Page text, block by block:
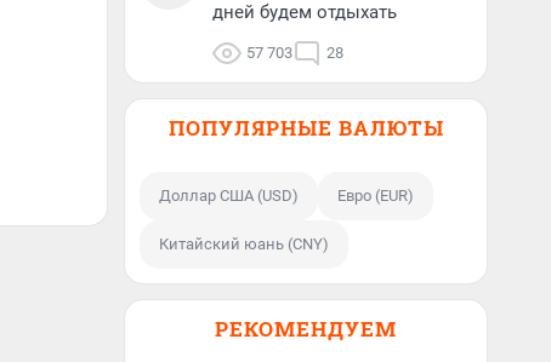
дней будем отдыхать
57 703 28
ПОПУЛЯРНЫЕ ВАЛЮТЫ
Доллар США (USD) Евро (EUR)
Китайский юань (CNY)
РЕКОМЕНДУЕМ